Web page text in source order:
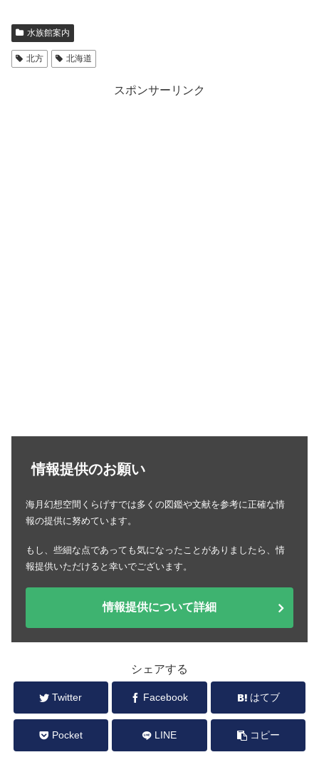
水族館案内
北方 北海道
スポンサーリンク
情報提供のお願い
海月幻想空間くらげすでは多くの図鑑や文献を参考に正確な情
報の提供に努めています。
もし、些細な点であっても気になったことがありましたら、情
報提供いただけると幸いでございます。
情報提供について詳細
シェアする
Twitter Facebook はてブ
Pocket LINE コピー